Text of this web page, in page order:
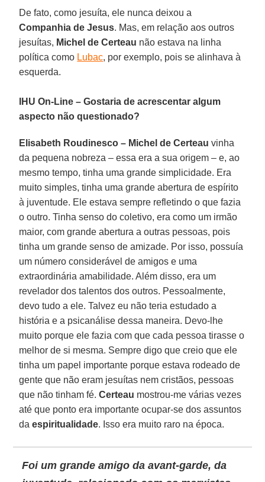
De fato, como jesuíta, ele nunca deixou a
Companhia de Jesus. Mas, em relação aos outros
jesuítas, Michel de Certeau não estava na linha
política como Lubac, por exemplo, pois se alinhava à
esquerda.
IHU On-Line – Gostaria de acrescentar algum
aspecto não questionado?
Elisabeth Roudinesco – Michel de Certeau vinha
da pequena nobreza – essa era a sua origem – e, ao
mesmo tempo, tinha uma grande simplicidade. Era
muito simples, tinha uma grande abertura de espírito
à juventude. Ele estava sempre refletindo o que fazia
o outro. Tinha senso do coletivo, era como um irmão
maior, com grande abertura a outras pessoas, pois
tinha um grande senso de amizade. Por isso, possuía
um número considerável de amigos e uma
extraordinária amabilidade. Além disso, era um
revelador dos talentos dos outros. Pessoalmente,
devo tudo a ele. Talvez eu não teria estudado a
história e a psicanálise dessa maneira. Devo-lhe
muito porque ele fazia com que cada pessoa tirasse o
melhor de si mesma. Sempre digo que creio que ele
tinha um papel importante porque estava rodeado de
gente que não eram jesuítas nem cristãos, pessoas
que não tinham fé.Certeau mostrou-me várias vezes
até que ponto era importante ocupar-se dos assuntos
daespiritualidade. Isso era muito raro na época.
Foi um grande amigo da avant-garde, da